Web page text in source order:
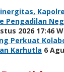
Pengadilan
2026 17:46
Perkuat
Karhutla 6